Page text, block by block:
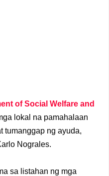
of Social Welfare and
lokal na pamahalaan
tumanggap ng ayuda,
Nograles.
sa listahan ng mga